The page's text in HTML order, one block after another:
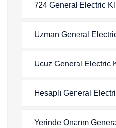
724 General Electric
Uzman General
Ucuz General Electric
Hesaplı General
Yerinde Onarım